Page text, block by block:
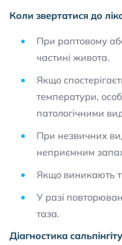
Коли звертатися до
При раптовому
частині живота.
Якщо
температури,
патологічними
При незвичних
неприємним
Якщо виникають
У разі
таза.
Діагностика сальпінгіту